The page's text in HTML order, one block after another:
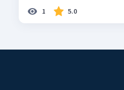
1 5.0